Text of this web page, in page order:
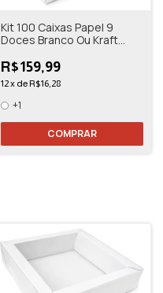
Kit 100 Caixas Papel 9
Doces Branco Ou Kraft
R$159,99
12x de R$16,28
+1
COMPRAR